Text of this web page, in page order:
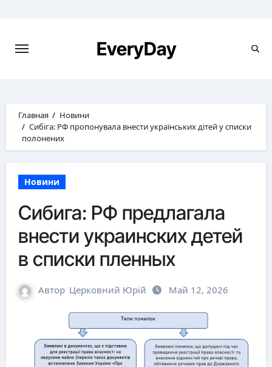
EveryDay
Главная
Новини
Сибіга: РФ пропонувала внести українських дітей у списки
полонених
Новини
Сибига: РФ предлагала
внести украинских детей
в списки пленных
Автор Церковний Юрій Май 12, 2026